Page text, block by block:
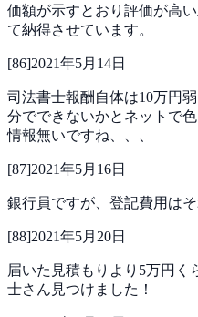
価額が示すとおり評価が高
て納得させています。
[86]2021年5月14日
司法書士報酬自体は10万円
分でできないかとネットで
情報無いですね、、、
[87]2021年5月16日
銀行員ですが、登記費用は
[88]2021年5月20日
届いた見積もりより5万円く
士さん見つけました！